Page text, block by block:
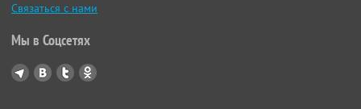
Связаться с нами
Мы в Соцсетях